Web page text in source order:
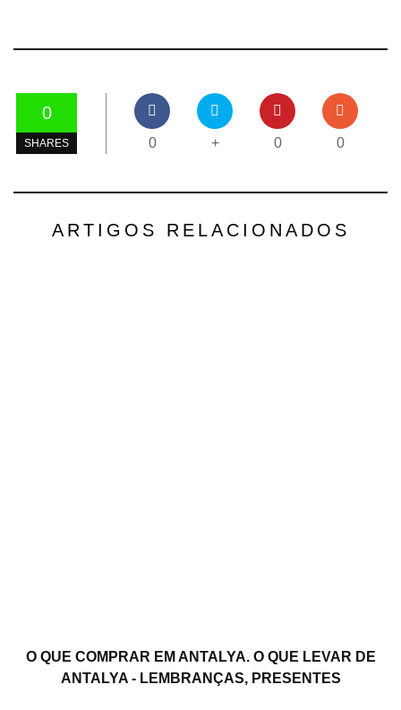
0
SHARES 0 + 0 0
ARTIGOS RELACIONADOS
O QUE COMPRAR EM ANTALYA. O QUE LEVAR DE
ANTALYA - LEMBRANÇAS, PRESENTES